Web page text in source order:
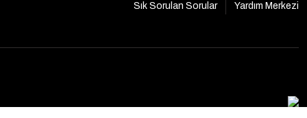
Sık Sorulan Sorular
Yardım Merkezi